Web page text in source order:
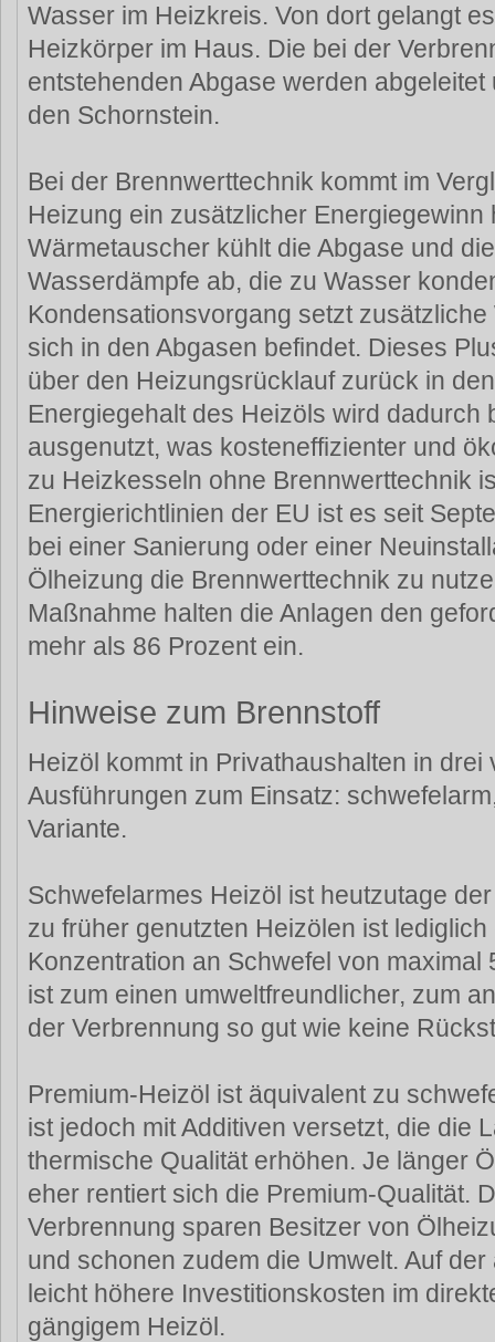
Wasser im Heizkreis. Von dort gelangt
Heizkörper im Haus. Die bei der
entstehenden Abgase werden
den Schornstein.
Bei der Brennwerttechnik kommt im
Heizung ein zusätzlicher Energiegewinn
Wärmetauscher kühlt die Abgase und
Wasserdämpfe ab, die zu Wasser
Kondensationsvorgang setzt
sich in den Abgasen befindet. Dieses
über den Heizungsrücklauf zurück in
Energiegehalt des Heizöls wird dadurch
ausgenutzt, was kosteneffizienter und
zu Heizkesseln ohne Brennwerttechnik
Energierichtlinien der EU ist es seit
bei einer Sanierung oder einer
Ölheizung die Brennwerttechnik zu
Maßnahme halten die Anlagen den
mehr als 86 Prozent ein.
Hinweise zum Brennstoff
Heizöl kommt in Privathaushalten in drei
Ausführungen zum Einsatz:
Variante.
Schwefelarmes Heizöl ist heutzutage
zu früher genutzten Heizölen ist
Konzentration an Schwefel von maximal
ist zum einen umweltfreundlicher, zum
der Verbrennung so gut wie keine
Premium-Heizöl ist äquivalent zu
ist jedoch mit Additiven versetzt, die die
thermische Qualität erhöhen. Je länger
eher rentiert sich die Premium-Qualität.
Verbrennung sparen Besitzer von
und schonen zudem die Umwelt. Auf
leicht höhere Investitionskosten im
gängigem Heizöl.